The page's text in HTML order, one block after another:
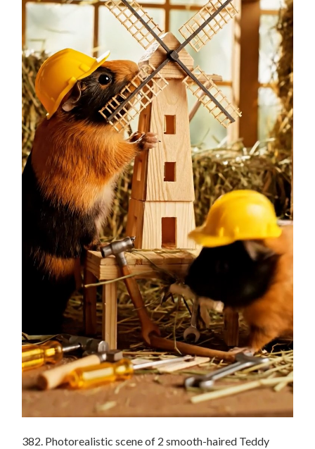
382. Photorealistic scene of 2 smooth-haired Teddy